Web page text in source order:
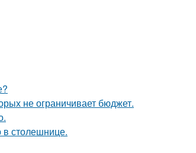
не ограничивает бюджет.
в столешнице.